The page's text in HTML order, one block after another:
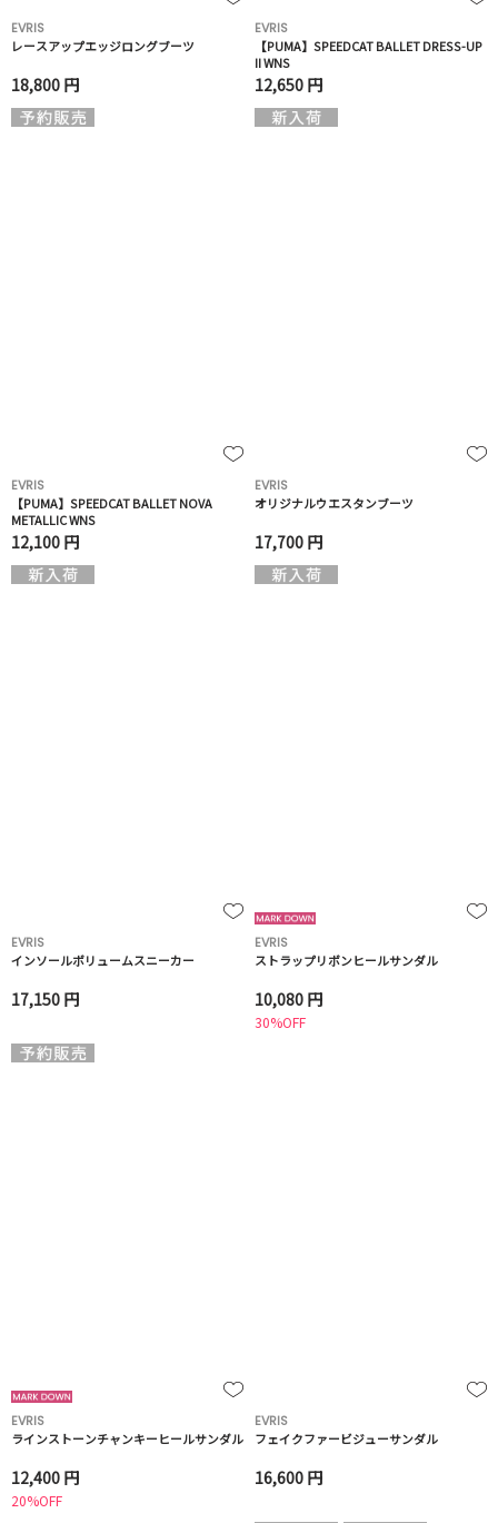
EVRIS
レースアップエッジロングブーツ
18,800 円
EVRIS
【PUMA】SPEEDCAT BALLET DRESS-UP
II WNS
12,650 円
EVRIS
【PUMA】SPEEDCAT BALLET NOVA
METALLIC WNS
12,100 円
EVRIS
オリジナルウエスタンブーツ
17,700 円
EVRIS
インソールボリュームスニーカー
17,150 円
EVRIS
ストラップリボンヒールサンダル
10,080 円
30%OFF
EVRIS
ラインストーンチャンキーヒールサンダル
12,400 円
20%OFF
EVRIS
フェイクファービジューサンダル
16,600 円